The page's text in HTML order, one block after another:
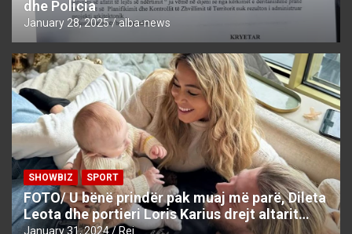
dhe Policia
January 28, 2025 alba-news
SHOWBIZ SPORT
FOTO/ U bënë prindër pak muaj më parë, Dileta
Leota dhe portieri Loris Karius drejt altarit…
January 31, 2024 Rei